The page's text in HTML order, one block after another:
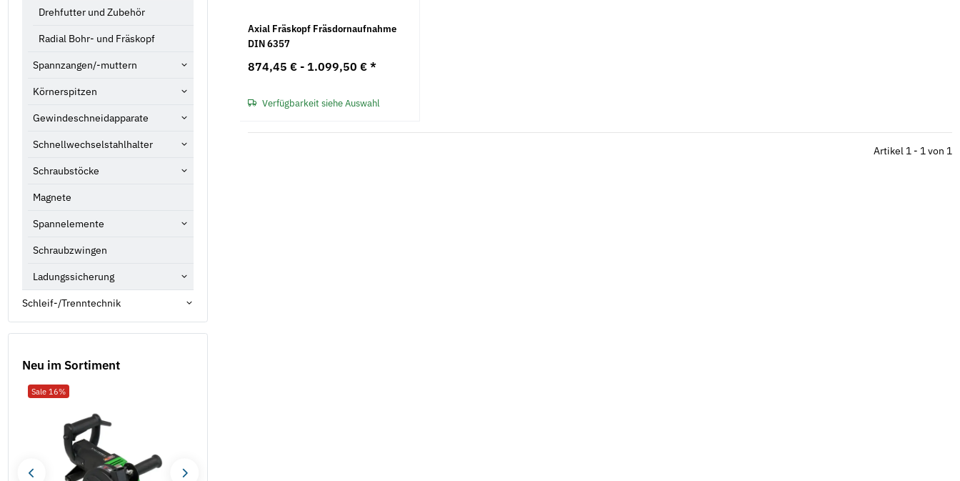
Axial Fräskopf Fräsdornaufnahme
DIN 6357
874,45 € - 1.099,50 €*
Verfügbarkeit siehe Auswahl
Artikel 1 - 1 von 1
Drehfutter und Zubehör
Radial Bohr- und Fräskopf
Spannzangen/-muttern
Körnerspitzen
Gewindeschneidapparate
Schnellwechselstahlhalter
Schraubstöcke
Magnete
Spannelemente
Schraubzwingen
Ladungssicherung
Schleif-/Trenntechnik
Neu im Sortiment
Sale 16%